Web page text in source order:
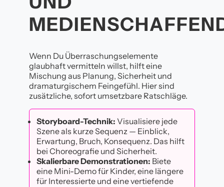
Wenn Du Überraschungselemente
glaubhaft vermitteln willst, hilft eine
Mischung aus Planung, Sicherheit und
dramaturgischem Feingefühl. Hier sind
zusätzliche, sofort umsetzbare Ratschläge.
Storyboard-Technik: Visualisiere jede
Szene als kurze Sequenz — Einblick,
Erwartung, Bruch, Konsequenz. Das hilft
bei Choreografie und Sicherheit.
Skalierbare Demonstrationen: Biete
eine Mini-Demo für Kinder, eine längere
für Interessierte und eine vertiefende